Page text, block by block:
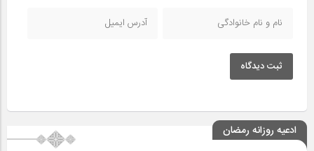
ثبت دیدگاه
ادعیه روزانه رمضان